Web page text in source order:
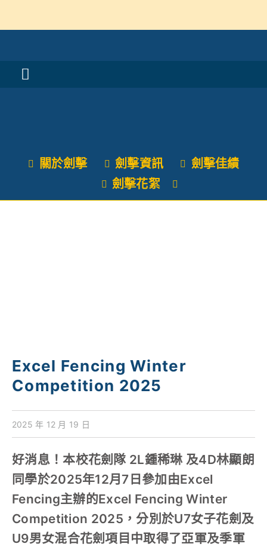
Toggle
學與教
校風及學生支援
關於劍擊 劍擊資訊
劍擊佳績
劍擊花絮
Excel Fencing Winter
Competition 2025
2025 年 12 月 19 日
好消息！本校花劍隊 2L鍾稀琳 及4D林顯朗
同學於2025年12月7日參加由Excel
Fencing主辦的Excel Fencing Winter
Competition 2025，分別於U7女子花劍及
U9男女混合花劍項目中取得了亞軍及季軍